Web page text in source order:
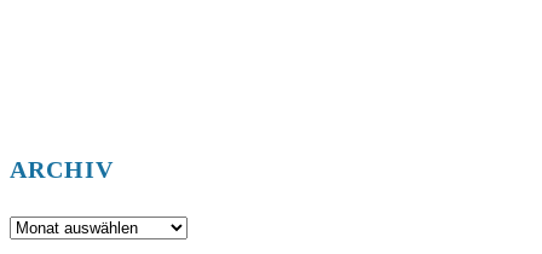
ARCHIV
Archiv